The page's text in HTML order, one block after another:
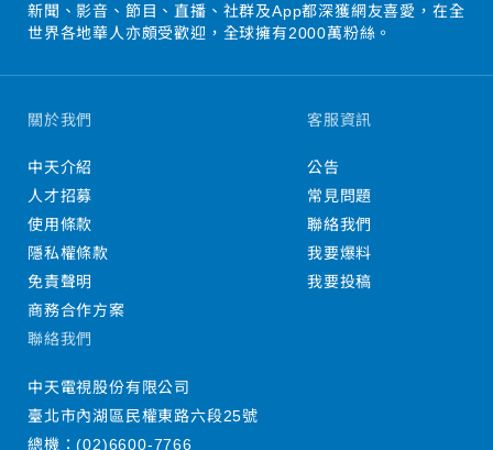
新聞、影音、節目、直播、社群及App都深獲網友喜愛，在全
世界各地華人亦頗受歡迎，全球擁有2000萬粉絲。
關於我們
中天介紹
人才招募
使用條款
隱私權條款
免責聲明
商務合作方案
客服資訊
公告
常見問題
聯絡我們
我要爆料
我要投稿
聯絡我們
中天電視股份有限公司
臺北市內湖區民權東路六段25號
總機：(02)6600-7766